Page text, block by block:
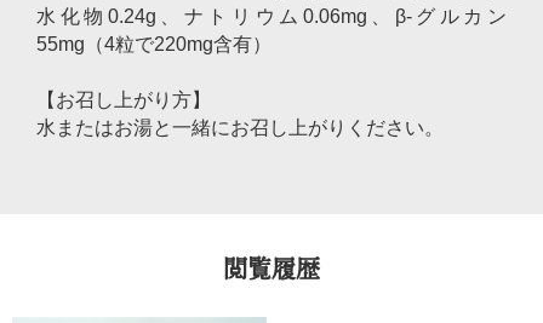
水化物0.24g、ナトリウム0.06mg、β-グルカン
55mg（4粒で220mg含有）
【お召し上がり方】
水またはお湯と一緒にお召し上がりください。
閲覧履歴